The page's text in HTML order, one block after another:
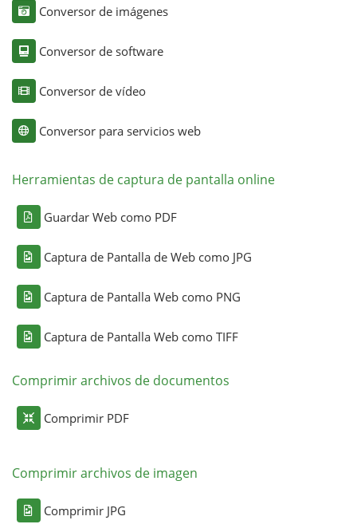
Conversor de imágenes
Conversor de software
Conversor de vídeo
Conversor para servicios web
Herramientas de captura de pantalla online
Guardar Web como PDF
Captura de Pantalla de Web como JPG
Captura de Pantalla Web como PNG
Captura de Pantalla Web como TIFF
Comprimir archivos de documentos
Comprimir PDF
Comprimir archivos de imagen
Comprimir JPG